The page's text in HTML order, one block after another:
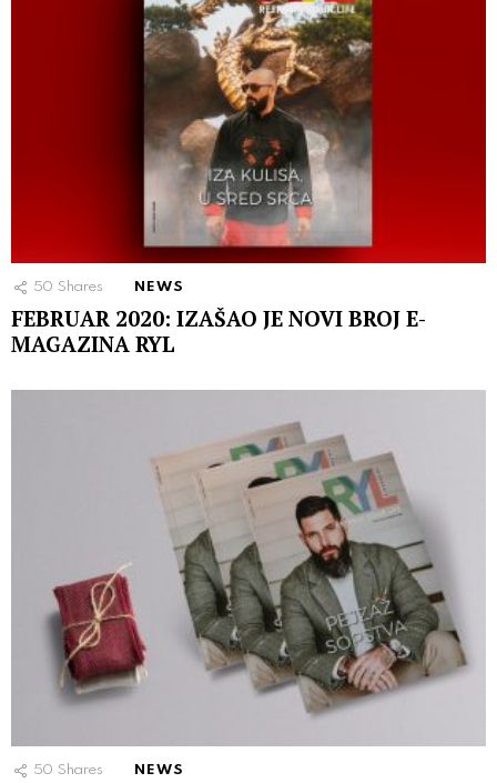
50 Shares NEWS
FEBRUAR 2020: IZAŠAO JE NOVI BROJ E-
MAGAZINA RYL
50 Shares NEWS